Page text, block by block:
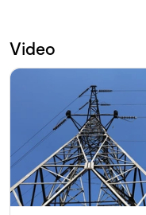
Video